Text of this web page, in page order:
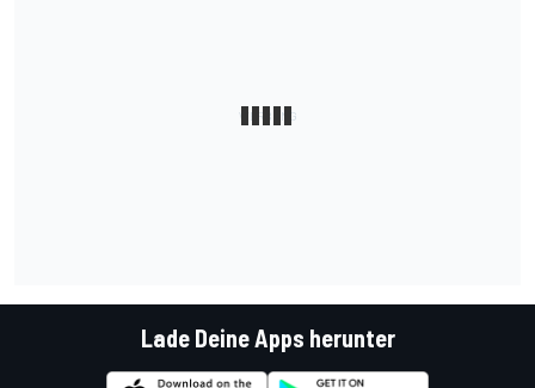
Lade Deine Apps herunter